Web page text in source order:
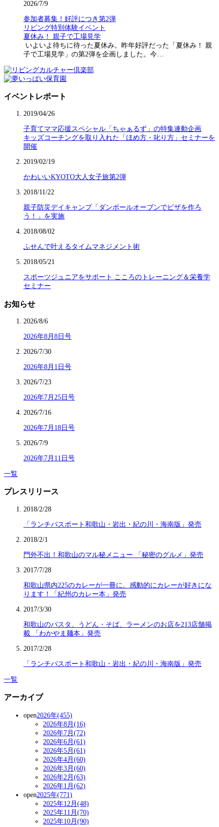
2026/7/9
参加者募集！好評につき第2弾
リビング特別体験イベント
夏休み！ 親子で工場見学
いよいよ待ちに待った夏休み。昨年好評だった「夏休み！ 親
子で工場見学」の第2弾を企画しました。今…
イベントレポート
2019/04/26
子育てママ応援スペシャル「ちゃぁるず」の特集連動企画
キッズコーチングを取り入れた「ほめ方・叱り方」セミナーを
開催
2019/02/19
かわいいKYOTO大人女子旅第2弾
2018/11/22
親子防災デイキャンプ「ダンボールオーブンでピザを作ろ
う！」を実施
2018/08/02
ふせんで叶えるタイムマネジメント術
2018/05/21
スポーツジュニアをサポート こころのトレーニング＆栄養学
セミナー
お知らせ
2026/8/6
2026年8月8日号
2026/7/30
2026年8月1日号
2026/7/23
2026年7月25日号
2026/7/16
2026年7月18日号
2026/7/9
2026年7月11日号
一覧
プレスリリース
2018/2/28
「ランチパスポート和歌山・岩出・紀の川・海南版」発売
2018/2/1
門外不出！和歌山のマル秘メニュー 「秘密のグルメ」発売
2017/7/28
和歌山県内225のカレーが一冊に。感動的にカレーが好きにな
ります！「紀州のカレー本」発売
2017/3/30
和歌山のパスタ、うどん・そば、ラーメンのお店を213店舗掲
載 「わかやま麺本」発売
2017/2/28
「ランチパスポート和歌山・岩出・紀の川・海南版」発売
一覧
アーカイブ
open2026年(455)
2026年8月(16)
2026年7月(72)
2026年6月(61)
2026年5月(61)
2026年4月(60)
2026年3月(60)
2026年2月(63)
2026年1月(62)
open2025年(771)
2025年12月(48)
2025年11月(70)
2025年10月(90)